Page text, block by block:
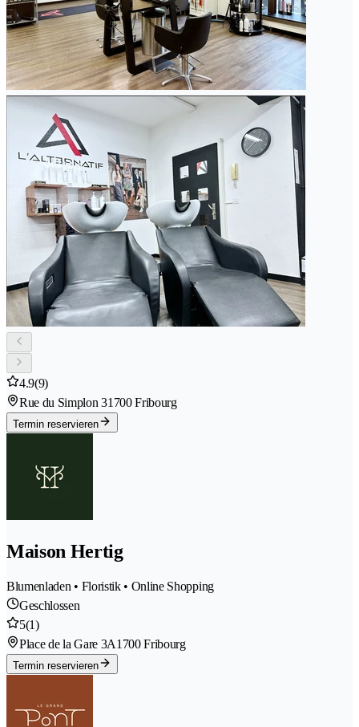
4.9(9)
Rue du Simplon 31700 Fribourg
Termin reservieren
Maison Hertig
Blumenladen • Floristik • Online Shopping
Geschlossen
5(1)
Place de la Gare 3A1700 Fribourg
Termin reservieren